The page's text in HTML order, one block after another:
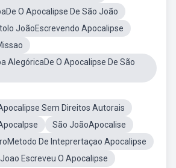
O Apocalipse De São João
JoãoEscrevendo Apocalipse
AlegóricaDe O Apocalipse De São
Sem Direitos Autorais
São JoãoApocalise
De Inteprertaçao Apocalipse
Escreveu O Apocalipse